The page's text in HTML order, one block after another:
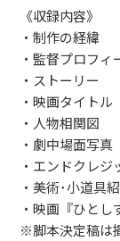
《収録内容》
・制作の経緯
・監督プロフィ
・ストーリー
・映画タイト
・人物相関図
・劇中場面写真
・エンドクレジ
・美術･小道具
・映画『ひと
※脚本決定稿は